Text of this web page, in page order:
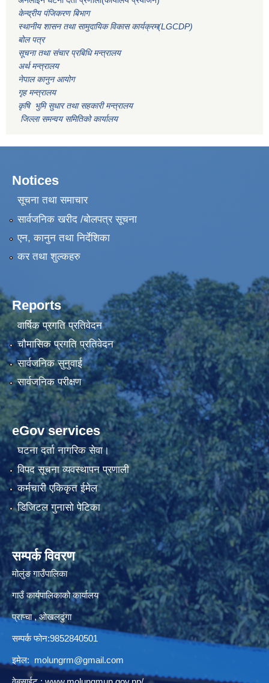
केन्द्रीय पंजिकरण बिभाग
स्थानीय शासन तथा सामुदायिक विकास कार्यक्रम(LGCDP)
बोल पत्र
सूचना तथा संचार प्रबिधि मन्त्रालय
अर्थ मन्त्रालय
नेपाल कानुन आयोग
गृह मन्त्रालय
कृषि भुमि सुधार तथा सहकारी मन्त्रालय
जिल्ला समन्वय समितिको कार्यालय
Notices
सूचना तथा समाचार
सार्वजनिक खरीद /बोलपत्र सूचना
एन, कानुन तथा निर्देशिका
कर तथा शुल्कहरु
Reports
वार्षिक प्रगति प्रतिवेदन
चौमासिक प्रगति प्रतिवेदन
सार्वजनिक सुनुवाई
सार्वजनिक परीक्षण
eGov services
घटना दर्ता नागरिक सेवा।
विपद सूचना व्यवस्थापन प्रणाली
कर्मचारी एकिकृत ईमेल
डिजिटल गुनासो पेटिका
सम्पर्क विवरण
मोलुंङ गाउँपालिका
गाउँ कार्यपालिकाको कार्यालय
प्राप्चा , ओखलढुंगा
सम्पर्क फोन:9852840501
इमेल: molungrm@gmail.com